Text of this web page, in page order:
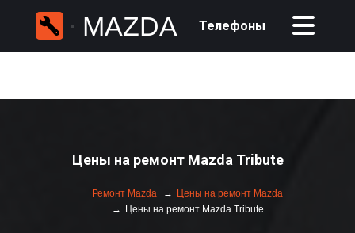
MAZDA Телефоны
Цены на ремонт Mazda Tribute
Ремонт Mazda
Цены на ремонт Mazda
Цены на ремонт Mazda Tribute